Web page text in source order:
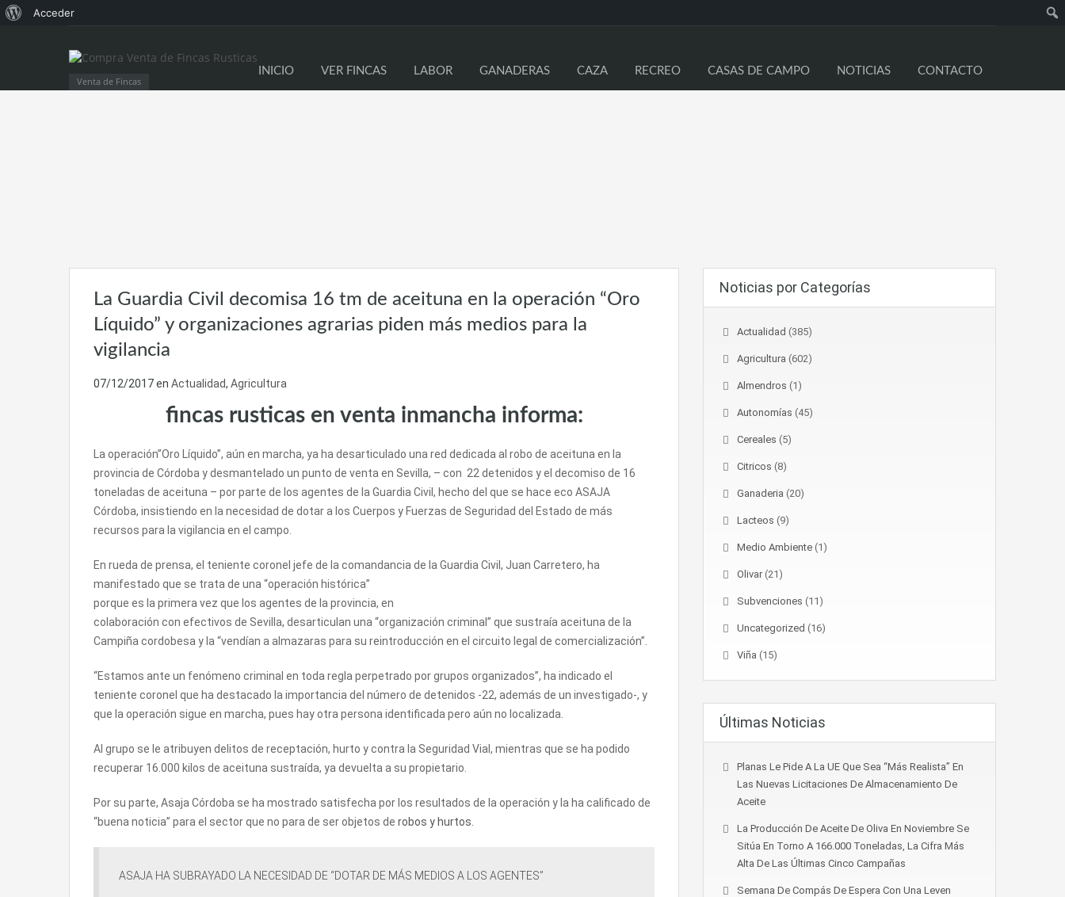
Acerca
WordPress
Acceder
Venta de Fincas
INICIO VER FINCAS LABOR GANADERAS CAZA RECREO CASAS DE CAMPO NOTICIAS CONTACTO
La Guardia Civil decomisa 16 tm de aceituna en la operación “Oro
Líquido” y organizaciones agrarias piden más medios para la
vigilancia
07/12/2017en Actualidad, Agricultura
fincas rusticas en venta inmancha informa:
La operación”Oro Líquido”, aún en marcha, ya ha desarticulado una red dedicada al robo de aceituna en la
provincia de Córdoba y desmantelado un punto de venta en Sevilla, – con 22 detenidos y el decomiso de 16
toneladas de aceituna – por parte de los agentes de la Guardia Civil, hecho del que se hace eco ASAJA
Córdoba, insistiendo en la necesidad de dotar a los Cuerpos y Fuerzas de Seguridad del Estado de más
recursos para la vigilancia en el campo.
En rueda de prensa, el teniente coronel jefe de la comandancia de la Guardia Civil, Juan Carretero, ha
manifestado que se trata de una “operación histórica”
porque es la primera vez que los agentes de la provincia, en
colaboración con efectivos de Sevilla, desarticulan una “organización criminal” que sustraía aceituna de la
Campiña cordobesa y la “vendían a almazaras para su reintroducción en el circuito legal de comercialización”.
“Estamos ante un fenómeno criminal en toda regla perpetrado por grupos organizados”, ha indicado el
teniente coronel que ha destacado la importancia del número de detenidos -22, además de un investigado-, y
que la operación sigue en marcha, pues hay otra persona identificada pero aún no localizada.
Al grupo se le atribuyen delitos de receptación, hurto y contra la Seguridad Vial, mientras que se ha podido
recuperar 16.000 kilos de aceituna sustraída, ya devuelta a su propietario.
Por su parte, Asaja Córdoba se ha mostrado satisfecha por los resultados de la operación y la ha calificado de
“buena noticia” para el sector que no para de ser objetos de robos y hurtos.
ASAJA HA SUBRAYADO LA NECESIDAD DE “DOTAR DE MÁS MEDIOS A LOS AGENTES”
Noticias por Categorías
Actualidad (385)
Agricultura (602)
Almendros (1)
Autonomías (45)
Cereales (5)
Citricos (8)
Ganaderia (20)
Lacteos (9)
Medio Ambiente (1)
Olivar(21)
Subvenciones (11)
Uncategorized (16)
Viña (15)
Últimas Noticias
Planas Le Pide A La UE Que Sea “más Realista” En
Las Nuevas Licitaciones De Almacenamiento De
Aceite
La Producción De Aceite De Oliva En Noviembre Se
Sitúa En Torno A 166.000 Toneladas, La Cifra Más
Alta De Las Últimas Cinco Campañas
Semana De Compás De Espera Con Una Leven